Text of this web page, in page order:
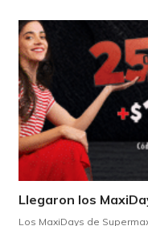
Los MaxiDays de